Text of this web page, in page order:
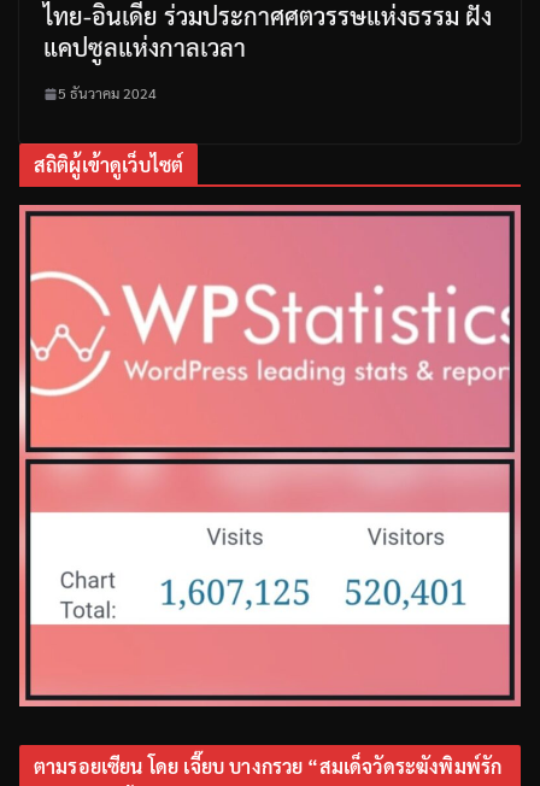
ไทย-อินเดีย ร่วมประกาศศตวรรษแห่งธรรม ฝัง
แคปซูลแห่งกาลเวลา
5 ธันวาคม 2024
สถิติผู้เข้าดูเว็บไซต์
ตามรอยเซียน โดย เจี๊ยบ บางกรวย “สมเด็จวัดระฆังพิมพ์รัก